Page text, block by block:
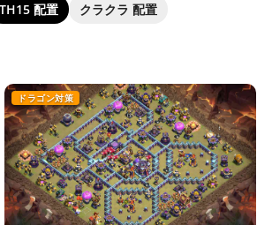
TH15 配置 クラクラ 配置
ドラゴン対策